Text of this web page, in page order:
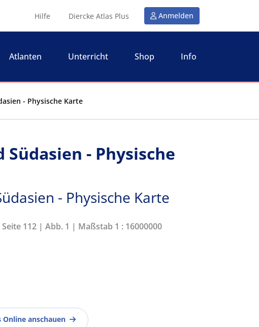
Hilfe Diercke Atlas Plus Anmelden
Atlanten Unterricht Shop Info
- Physische Karte
Südasien - Physische
- Physische Karte
112 | Abb. 1 | Maßstab 1 : 16000000
anschauen